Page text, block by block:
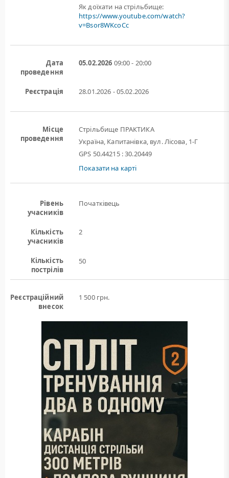
Як доїхати на стрільбище:
https://www.youtube.com/watch?
v=Bsor8WKcoCc
Дата
проведення
05.02.2026 09:00 - 20:00
Реєстрація 28.01.2026 - 05.02.2026
Місце
проведення
Стрільбище ПРАКТИКА
Україна, Капитанівка, вул. Лісова, 1-Г
GPS 50.44215 : 30.20449
Показати на карті
Рівень
учасників
Початківець
Кількість
учасників
2
Кількість
пострілів
50
Реєстраційний
внесок
1 500 грн.